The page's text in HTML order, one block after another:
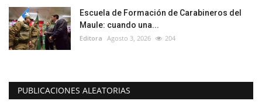
Escuela de Formación de Carabineros del
Maule: cuando una...
Editora Agosto 3, 2026 204
PUBLICACIONES ALEATORIAS